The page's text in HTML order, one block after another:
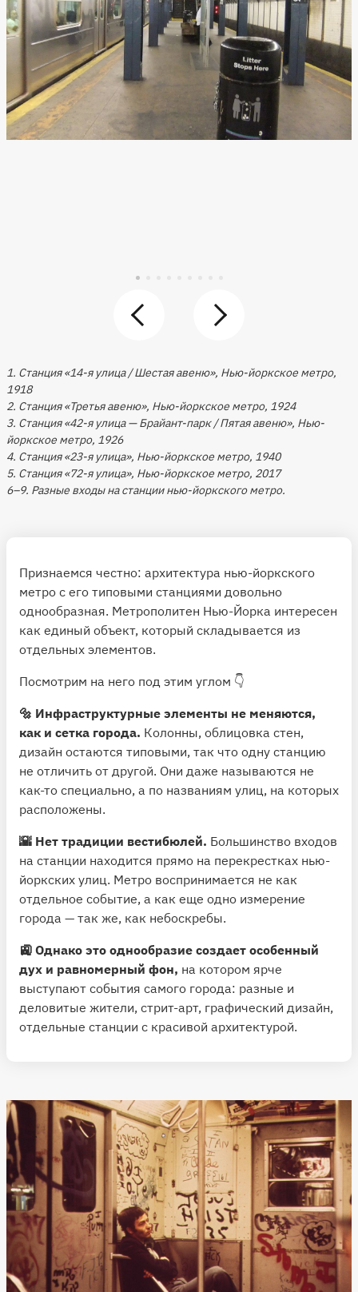
1. Станция «14-я улица / Шестая авеню», Нью-йоркское метро,
1918
2. Станция «Третья авеню», Нью-йоркское метро, 1924
3. Станция «42-я улица — Брайант-парк / Пятая авеню», Нью-
йоркское метро, 1926
4. Станция «23-я улица», Нью-йоркское метро, 1940
5. Станция «72-я улица», Нью-йоркское метро, 2017
6–9. Разные входы на станции нью-йоркского метро.
Признаемся честно: архитектура нью-йоркского
метро с его типовыми станциями довольно
однообразная. Метрополитен Нью-Йорка интересен
как единый объект, который складывается из
отдельных элементов.
Посмотрим на него под этим углом 👇
🔩 Инфраструктурные элементы не меняются,
как и сетка города. Колонны, облицовка стен,
дизайн остаются типовыми, так что одну станцию
не отличить от другой. Они даже называются не
как-то специально, а по названиям улиц, на которых
расположены.
🌇 Нет традиции вестибюлей. Большинство входов
на станции находится прямо на перекрестках нью-
йоркских улиц. Метро воспринимается не как
отдельное событие, а как еще одно измерение
города — так же, как небоскребы.
🚉 Однако это однообразие создает особенный
дух и равномерный фон, на котором ярче
выступают события самого города: разные и
деловитые жители, стрит-арт, графический дизайн,
отдельные станции с красивой архитектурой.